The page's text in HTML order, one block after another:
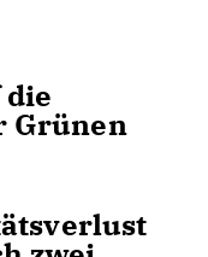
Grünen